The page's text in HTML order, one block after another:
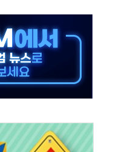
조
넘으면 중단